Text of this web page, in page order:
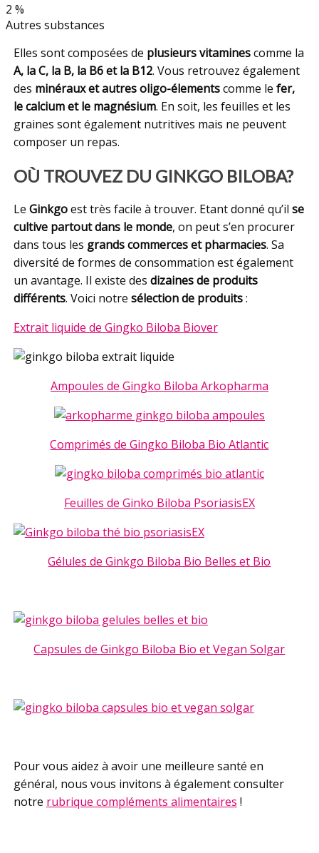
2 %
Autres substances
Elles sont composées de plusieurs vitaminescomme la
A, la C, la B, la B6 et la B12. Vous retrouvez également
des minéraux et autres oligo-élementscomme le fer,
le calcium et le magnésium. En soit, les feuilles et les
graines sont également nutritives mais ne peuvent
composer un repas.
OÙ TROUVEZ DU GINKGO BILOBA?
Le Ginkgoest très facile à trouver. Etant donné qu’il se
cultive partout dans le monde, on peut s’en procurer
dans tous les grands commerces et pharmacies. Sa
diversité de formes de consommation est également
un avantage. Il existe des dizaines de produits
différents. Voici notre sélection de produits:
Extrait liquide de Gingko Biloba Biover
Ampoules de Gingko Biloba Arkopharma
Comprimés de Gingko Biloba Bio Atlantic
Feuilles de Ginko Biloba PsoriasisEX
Gélules de Ginkgo Biloba Bio Belles et Bio
Capsules de Ginkgo Biloba Bio et Vegan Solgar
Pour vous aidez à avoir une meilleure santé en
général, nous vous invitons à également consulter
notre rubrique compléments alimentaires !